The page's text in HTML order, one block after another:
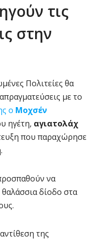
τις
στην
Πολιτείες θα
με το
ο Μοχσέν
ηγέτη, αγιατολάχ
που παραχώρησε
να
δίοδο στα
της